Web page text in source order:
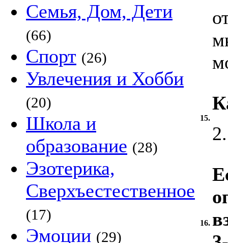
Семья, Дом, Дети
(66)
Спорт (26)
Увлечения и Хобби
(20)
Школа и
образование (28)
Эзотерика,
Сверхъестественное
(17)
Эмоции (29)
15.
16.